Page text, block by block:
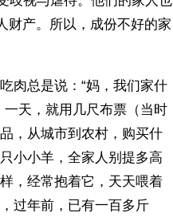
财产。所以，成份不好的家
肉总是说：“妈，我们家什
天，就用几尺布票（当时
，从城市到农村，购买什
小小羊，全家人别提多高
，经常抱着它，天天喂着
过年前，已有一百多斤